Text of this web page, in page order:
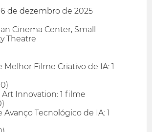
6 de dezembro de 2025
Cinema Center, Small
Theatre
Melhor Filme Criativo de IA: 1
Art Innovation: 1 filme
Avanço Tecnológico de IA: 1